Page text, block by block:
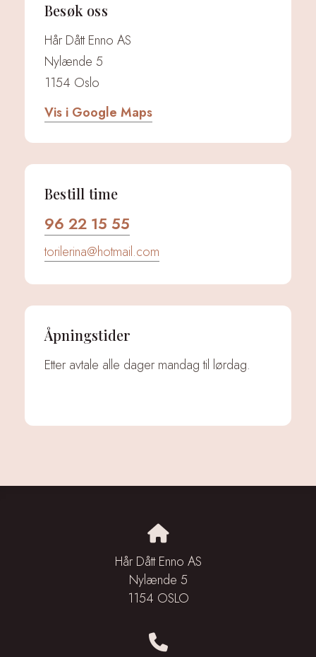
Besøk oss
Hår Dått Enno AS
Nylænde 5
1154 Oslo
Vis i Google Maps
Bestill time
96 22 15 55
torilerina@hotmail.com
Åpningstider
Etter avtale alle dager mandag til lørdag.
Hår Dått Enno AS
Nylænde 5
1154 OSLO